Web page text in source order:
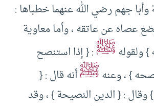
وأبا جهم رضي الله عنهما خطباها :
عصاه عن عاتقه ، وأما معاوية
ولقولهﷺ: { إذا استنصح
} ، وعنهﷺأنه قال : {
وقال : { الدين النصيحة } ، وقد